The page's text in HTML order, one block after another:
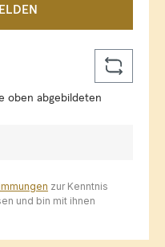
oben abgebildeten
zur Kenntnis
und bin mit ihnen